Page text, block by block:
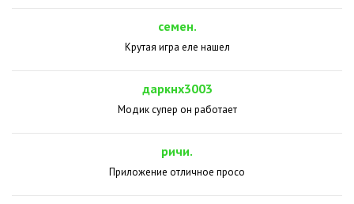
семен.
Крутая игра еле нашел
даркнх3003
Модик супер он работает
ричи.
Приложение отличное просо